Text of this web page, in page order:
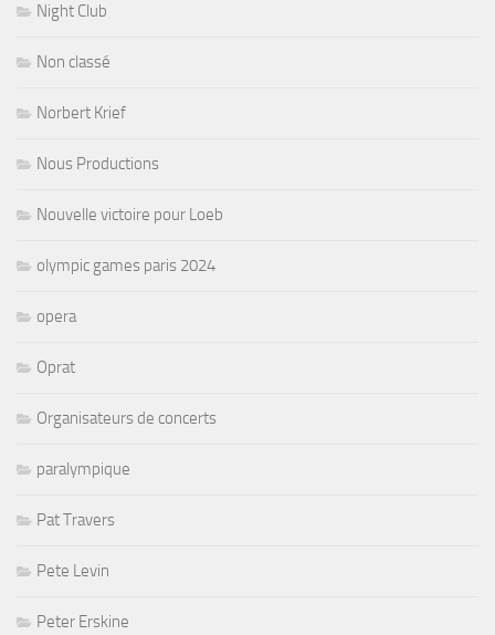
Night Club
Non classé
Norbert Krief
Nous Productions
Nouvelle victoire pour Loeb
olympic games paris 2024
opera
Oprat
Organisateurs de concerts
paralympique
Pat Travers
Pete Levin
Peter Erskine